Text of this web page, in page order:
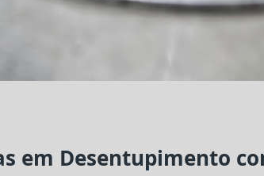
em Desentupimento